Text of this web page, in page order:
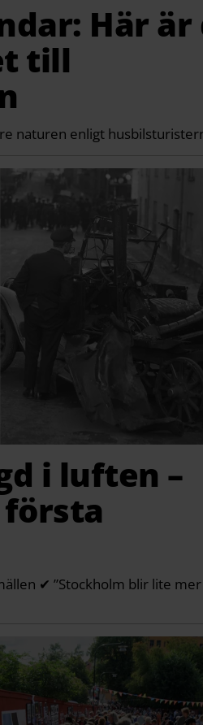
Här är
till
naturen enligt
i luften –
✔ ”Stockholm blir lite